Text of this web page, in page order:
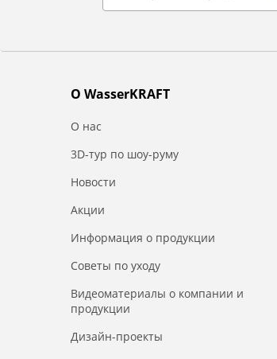
О WasserKRAFT
О нас
3D-тур по шоу-руму
Новости
Акции
Информация о продукции
Советы по уходу
Видеоматериалы о компании и
продукции
Дизайн-проекты